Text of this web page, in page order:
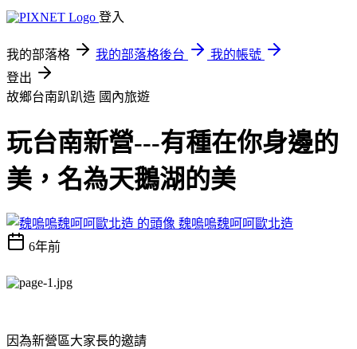
登入
我的部落格 我的部落格後台
我的帳號
登出
故鄉台南趴趴造 國內旅遊
玩台南新營---有種在你身邊的
美，名為天鵝湖的美
魏嗚嗚魏呵呵歐北造
6年前
因為新營區大家長的邀請